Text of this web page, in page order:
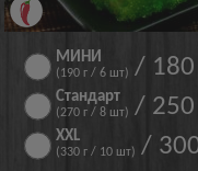
МИНИ
(190 г / 6 шт) / 180
Стандарт
(270 г / 8 шт) / 250
XXL
(330 г / 10 шт) /